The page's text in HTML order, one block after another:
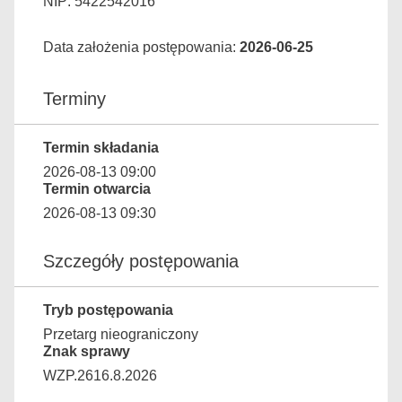
Data założenia postępowania: 2026-06-25
Terminy
Termin składania
2026-08-13 09:00
Termin otwarcia
2026-08-13 09:30
Szczegóły postępowania
Tryb postępowania
Przetarg nieograniczony
Znak sprawy
WZP.2616.8.2026